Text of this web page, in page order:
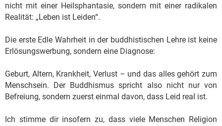
nicht mit einer Heilsphantasie, sondern mit einer radikalen
Realität: „Leben ist Leiden“.
Die erste Edle Wahrheit in der buddhistischen Lehre ist keine
Erlösungswerbung, sondern eine Diagnose:
Geburt, Altern, Krankheit, Verlust – und das alles gehört zum
Menschsein. Der Buddhismus spricht also nicht nur von
Befreiung, sondern zuerst einmal davon, dass Leid real ist.
Ich stimme dir insofern zu, dass viele Menschen Religion